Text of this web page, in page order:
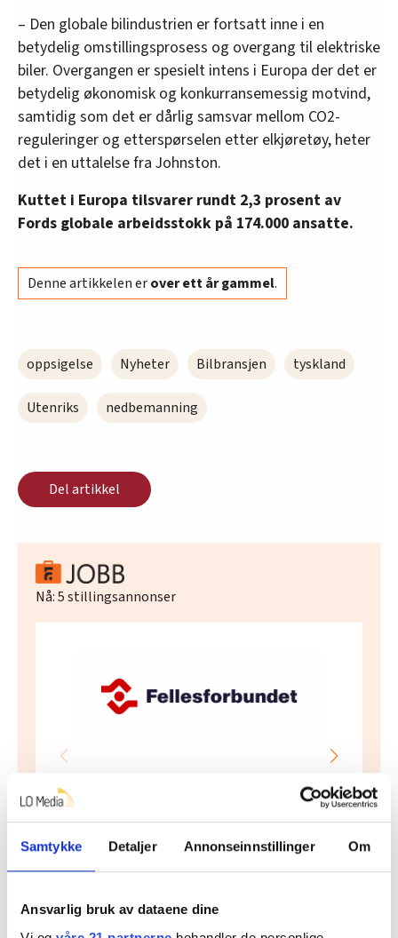
Samtykke Detaljer Annonseinnstillinger Om
Ansvarlig bruk av dataene dine
– Den globale bilindustrien er fortsatt inne i en
betydelig omstillingsprosess og overgang til elektriske
biler. Overgangen er spesielt intens i Europa der det er
betydelig økonomisk og konkurransemessig motvind,
samtidig som det er dårlig samsvar mellom CO2-
reguleringer og etterspørselen etter elkjøretøy, heter
det i en uttalelse fra Johnston.
Kuttet i Europa tilsvarer rundt 2,3 prosent av
Fords globale arbeidsstokk på 174.000 ansatte.
Denne artikkelen erover ett år gammel.
oppsigelse Nyheter Bilbransjen tyskland
Utenriks nedbemanning
Del artikkel
Nå:5stillingsannonser
Regionleder Region Indre Øst